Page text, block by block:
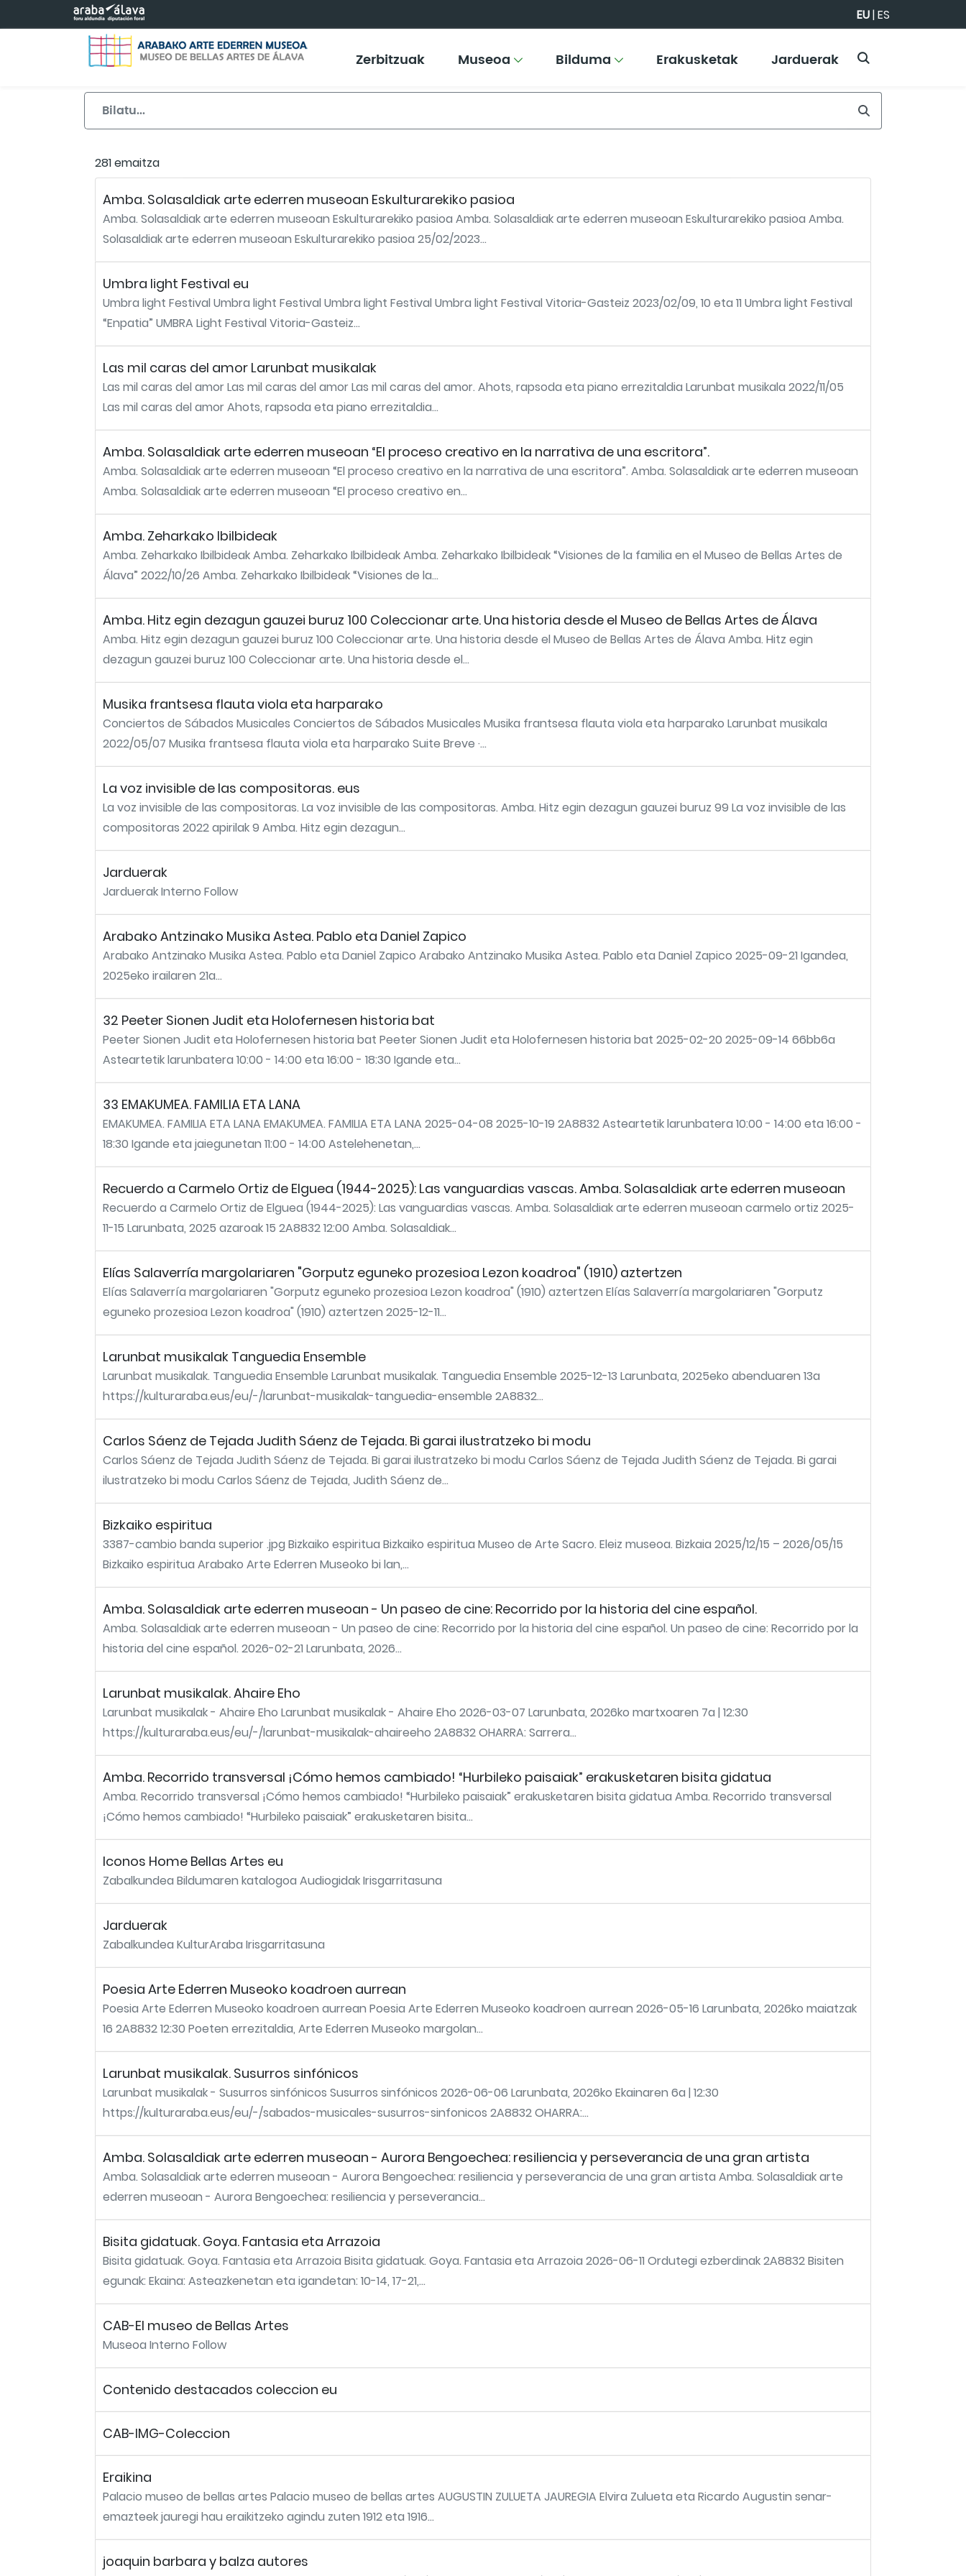
Eduki nagusira joan EU|ES
Zerbitzuak Museoa Bilduma Erakusketak Jarduerak
281 emaitza
Amba. Solasaldiak arte ederren museoan Eskulturarekiko pasioa
Amba. Solasaldiak arte ederren museoan Eskulturarekiko pasioa Amba. Solasaldiak arte ederren museoan Eskulturarekiko pasioa Amba.
Solasaldiak arte ederren museoan Eskulturarekiko pasioa 25/02/2023...
Umbra light Festival eu
Umbra light Festival Umbra light Festival Umbra light Festival Umbra light Festival Vitoria-Gasteiz 2023/02/09, 10 eta 11 Umbra light Festival
“Enpatia” UMBRA Light Festival Vitoria-Gasteiz...
Las mil caras del amor Larunbat musikalak
Las mil caras del amor Las mil caras del amor Las mil caras del amor. Ahots, rapsoda eta piano errezitaldia Larunbat musikala 2022/11/05
Las mil caras del amor Ahots, rapsoda eta piano errezitaldia...
Amba. Solasaldiak arte ederren museoan “El proceso creativo en la narrativa de una escritora”.
Amba. Solasaldiak arte ederren museoan “El proceso creativo en la narrativa de una escritora”. Amba. Solasaldiak arte ederren museoan
Amba. Solasaldiak arte ederren museoan “El proceso creativo en...
Amba. Zeharkako Ibilbideak
Amba. Zeharkako Ibilbideak Amba. Zeharkako Ibilbideak Amba. Zeharkako Ibilbideak “Visiones de la familia en el Museo de Bellas Artes de
Álava” 2022/10/26 Amba. Zeharkako Ibilbideak “Visiones de la...
Amba. Hitz egin dezagun gauzei buruz 100 Coleccionar arte. Una historia desde el Museo de Bellas Artes de Álava
Amba. Hitz egin dezagun gauzei buruz 100 Coleccionar arte. Una historia desde el Museo de Bellas Artes de Álava Amba. Hitz egin
dezagun gauzei buruz 100 Coleccionar arte. Una historia desde el...
Musika frantsesa flauta viola eta harparako
Conciertos de Sábados Musicales Conciertos de Sábados Musicales Musika frantsesa flauta viola eta harparako Larunbat musikala
2022/05/07 Musika frantsesa flauta viola eta harparako Suite Breve ·...
La voz invisible de las compositoras. eus
La voz invisible de las compositoras. La voz invisible de las compositoras. Amba. Hitz egin dezagun gauzei buruz 99 La voz invisible de las
compositoras 2022 apirilak 9 Amba. Hitz egin dezagun...
Jarduerak
Jarduerak Interno Follow
Arabako Antzinako Musika Astea. Pablo eta Daniel Zapico
Arabako Antzinako Musika Astea. Pablo eta Daniel Zapico Arabako Antzinako Musika Astea. Pablo eta Daniel Zapico 2025-09-21 Igandea,
2025eko irailaren 21a...
32 Peeter Sionen Judit eta Holofernesen historia bat
Peeter Sionen Judit eta Holofernesen historia bat Peeter Sionen Judit eta Holofernesen historia bat 2025-02-20 2025-09-14 66bb6a
Asteartetik larunbatera 10:00 - 14:00 eta 16:00 - 18:30 Igande eta...
33 EMAKUMEA. FAMILIA ETA LANA
EMAKUMEA. FAMILIA ETA LANA EMAKUMEA. FAMILIA ETA LANA 2025-04-08 2025-10-19 2A8832 Asteartetik larunbatera 10:00 - 14:00 eta 16:00 -
18:30 Igande eta jaiegunetan 11:00 - 14:00 Astelehenetan,...
Recuerdo a Carmelo Ortiz de Elguea (1944-2025): Las vanguardias vascas. Amba. Solasaldiak arte ederren museoan
Recuerdo a Carmelo Ortiz de Elguea (1944-2025): Las vanguardias vascas. Amba. Solasaldiak arte ederren museoan carmelo ortiz 2025-
11-15 Larunbata, 2025 azaroak 15 2A8832 12:00 Amba. Solasaldiak...
Elías Salaverría margolariaren "Gorputz eguneko prozesioa Lezon koadroa" (1910) aztertzen
Elías Salaverría margolariaren "Gorputz eguneko prozesioa Lezon koadroa" (1910) aztertzen Elías Salaverría margolariaren "Gorputz
eguneko prozesioa Lezon koadroa" (1910) aztertzen 2025-12-11...
Larunbat musikalak Tanguedia Ensemble
Larunbat musikalak. Tanguedia Ensemble Larunbat musikalak. Tanguedia Ensemble 2025-12-13 Larunbata, 2025eko abenduaren 13a
https://kulturaraba.eus/eu/-/larunbat-musikalak-tanguedia-ensemble 2A8832...
Carlos Sáenz de Tejada Judith Sáenz de Tejada. Bi garai ilustratzeko bi modu
Carlos Sáenz de Tejada Judith Sáenz de Tejada. Bi garai ilustratzeko bi modu Carlos Sáenz de Tejada Judith Sáenz de Tejada. Bi garai
ilustratzeko bi modu Carlos Sáenz de Tejada, Judith Sáenz de...
Bizkaiko espiritua
3387-cambio banda superior .jpg Bizkaiko espiritua Bizkaiko espiritua Museo de Arte Sacro. Eleiz museoa. Bizkaia 2025/12/15 – 2026/05/15
Bizkaiko espiritua Arabako Arte Ederren Museoko bi lan,...
Amba. Solasaldiak arte ederren museoan - Un paseo de cine: Recorrido por la historia del cine español.
Amba. Solasaldiak arte ederren museoan - Un paseo de cine: Recorrido por la historia del cine español. Un paseo de cine: Recorrido por la
historia del cine español. 2026-02-21 Larunbata, 2026...
Larunbat musikalak. Ahaire Eho
Larunbat musikalak - Ahaire Eho Larunbat musikalak - Ahaire Eho 2026-03-07 Larunbata, 2026ko martxoaren 7a | 12:30
https://kulturaraba.eus/eu/-/larunbat-musikalak-ahaireeho 2A8832 OHARRA: Sarrera...
Amba. Recorrido transversal ¡Cómo hemos cambiado! “Hurbileko paisaiak” erakusketaren bisita gidatua
Amba. Recorrido transversal ¡Cómo hemos cambiado! “Hurbileko paisaiak” erakusketaren bisita gidatua Amba. Recorrido transversal
¡Cómo hemos cambiado! “Hurbileko paisaiak” erakusketaren bisita...
Iconos Home Bellas Artes eu
Zabalkundea Bildumaren katalogoa Audiogidak Irisgarritasuna
Jarduerak
Zabalkundea KulturAraba Irisgarritasuna
Poesia Arte Ederren Museoko koadroen aurrean
Poesia Arte Ederren Museoko koadroen aurrean Poesia Arte Ederren Museoko koadroen aurrean 2026-05-16 Larunbata, 2026ko maiatzak
16 2A8832 12:30 Poeten errezitaldia, Arte Ederren Museoko margolan...
Larunbat musikalak. Susurros sinfónicos
Larunbat musikalak - Susurros sinfónicos Susurros sinfónicos 2026-06-06 Larunbata, 2026ko Ekainaren 6a | 12:30
https://kulturaraba.eus/eu/-/sabados-musicales-susurros-sinfonicos 2A8832 OHARRA:...
Amba. Solasaldiak arte ederren museoan - Aurora Bengoechea: resiliencia y perseverancia de una gran artista
Amba. Solasaldiak arte ederren museoan - Aurora Bengoechea: resiliencia y perseverancia de una gran artista Amba. Solasaldiak arte
ederren museoan - Aurora Bengoechea: resiliencia y perseverancia...
Bisita gidatuak. Goya. Fantasia eta Arrazoia
Bisita gidatuak. Goya. Fantasia eta Arrazoia Bisita gidatuak. Goya. Fantasia eta Arrazoia 2026-06-11 Ordutegi ezberdinak 2A8832 Bisiten
egunak: Ekaina: Asteazkenetan eta igandetan: 10-14, 17-21,...
CAB-El museo de Bellas Artes
Museoa Interno Follow
Contenido destacados coleccion eu
CAB-IMG-Coleccion
Eraikina
Palacio museo de bellas artes Palacio museo de bellas artes AUGUSTIN ZULUETA JAUREGIA Elvira Zulueta eta Ricardo Augustin senar-
emazteek jauregi hau eraikitzeko agindu zuten 1912 eta 1916...
joaquin barbara y balza autores